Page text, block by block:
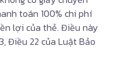
toán 100% chi phí
lợi của thẻ. Điều này
Điều 22 của Luật Bảo